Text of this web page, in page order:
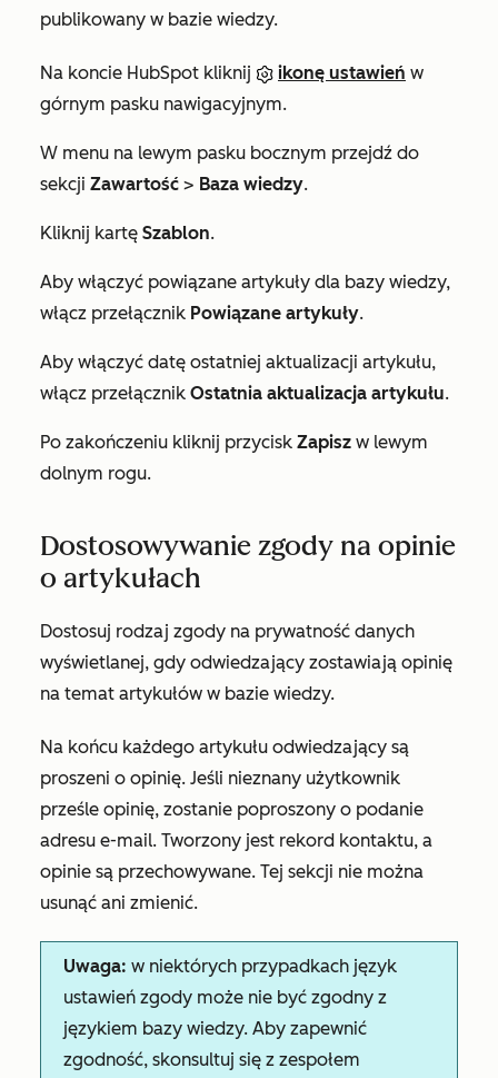
publikowany w bazie wiedzy.
Na koncie HubSpot kliknij ikonę ustawień w
górnym pasku nawigacyjnym.
W menu na lewym pasku bocznym przejdź do
sekcji Zawartość > Baza wiedzy.
Kliknij kartę Szablon.
Aby włączyć powiązane artykuły dla bazy wiedzy,
włącz przełącznik Powiązane artykuły.
Aby włączyć datę ostatniej aktualizacji artykułu,
włącz przełącznik Ostatnia aktualizacja artykułu.
Po zakończeniu kliknij przycisk Zapisz w lewym
dolnym rogu.
Dostosowywanie zgody na opinie
o artykułach
Dostosuj rodzaj zgody na prywatność danych
wyświetlanej, gdy odwiedzający zostawiają opinię
na temat artykułów w bazie wiedzy.
Na końcu każdego artykułu odwiedzający są
proszeni o opinię. Jeśli nieznany użytkownik
prześle opinię, zostanie poproszony o podanie
adresu e-mail. Tworzony jest rekord kontaktu, a
opinie są przechowywane. Tej sekcji nie można
usunąć ani zmienić.
Uwaga: w niektórych przypadkach język
ustawień zgody może nie być zgodny z
językiem bazy wiedzy. Aby zapewnić
zgodność, skonsultuj się z zespołem